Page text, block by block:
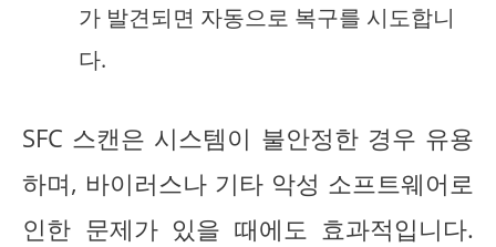
가 발견되면 자동으로 복구를 시도합니
다.
SFC 스캔은 시스템이 불안정한 경우 유용
하며, 바이러스나 기타 악성 소프트웨어로
인한 문제가 있을 때에도 효과적입니다.